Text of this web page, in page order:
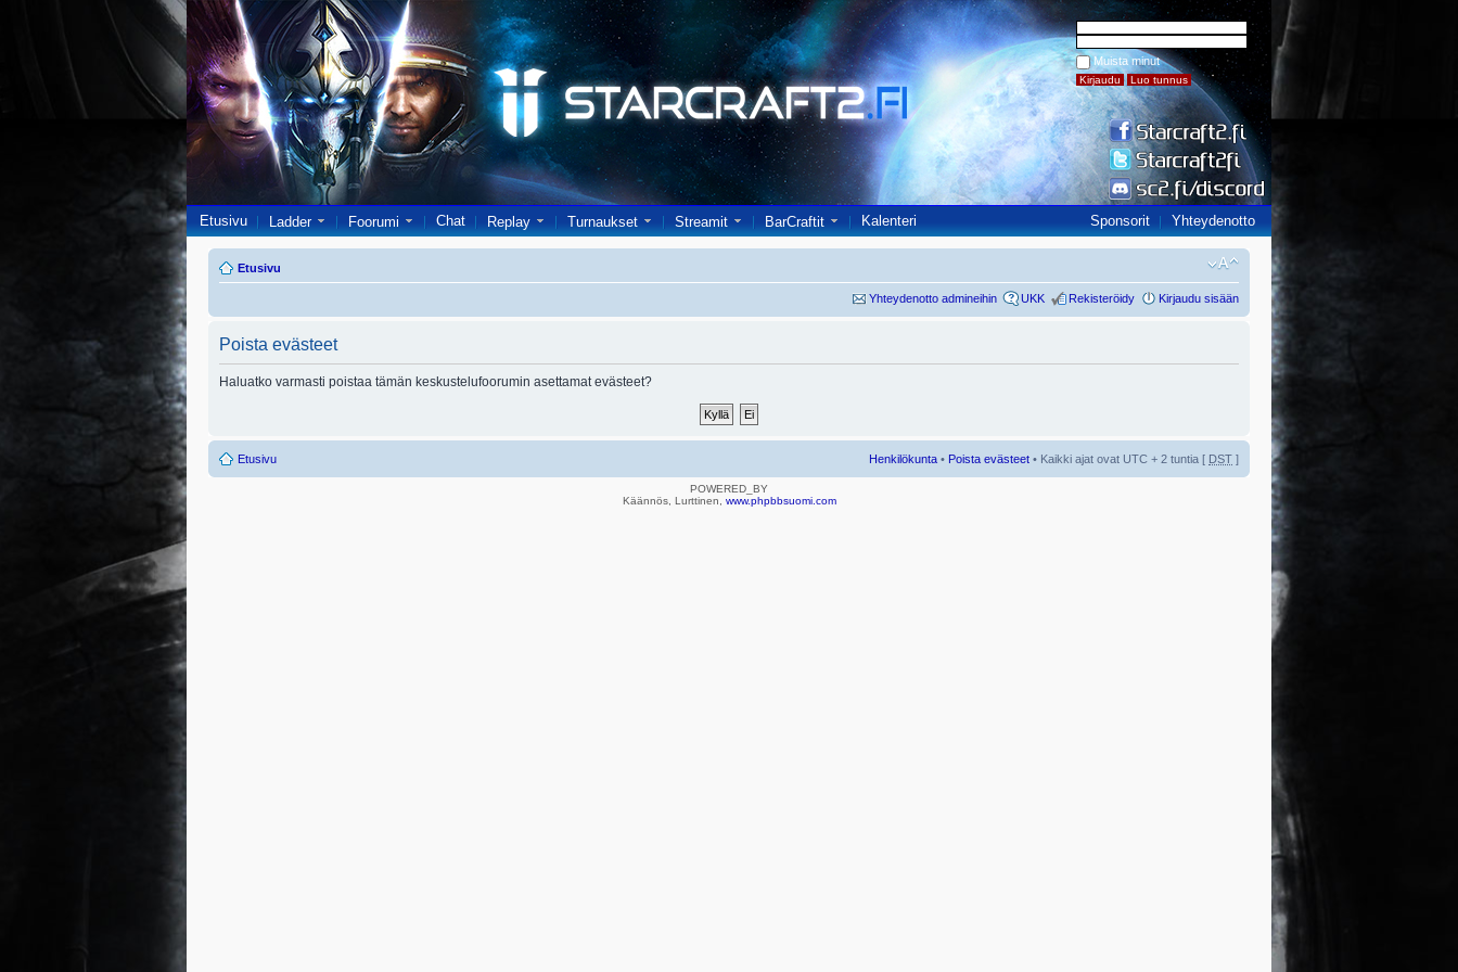
Muista minut
Etusivu Ladder Foorumi Chat Replay Turnaukset Streamit BarCraftit Kalenteri Sponsorit Yhteydenotto
Etusivu
Yhteydenotto admineihin UKK Rekisteröidy Kirjaudu sisään
Poista evästeet
Haluatko varmasti poistaa tämän keskustelufoorumin asettamat evästeet?
Etusivu Henkilökunta • Poista evästeet • Kaikki ajat ovat UTC + 2 tuntia [ DST ]
POWERED_BY
Käännös, Lurttinen, www.phpbbsuomi.com